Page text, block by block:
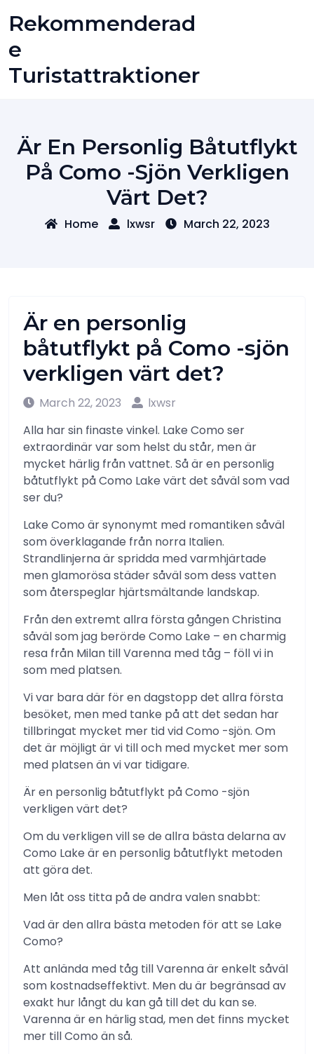
Rekommenderad
E
Turistattraktioner
Är En Personlig Båtutflykt
På Como -sjön Verkligen
Värt Det?
Home lxwsr March 22, 2023
Är en personlig
båtutflykt på Como -sjön
verkligen värt det?
March 22, 2023
lxwsr
Alla har sin finaste vinkel. Lake Como ser
extraordinär var som helst du står, men är
mycket härlig från vattnet. Så är en personlig
båtutflykt på Como Lake värt det såväl som vad
ser du?
Lake Como är synonymt med romantiken såväl
som överklagande från norra Italien.
Strandlinjerna är spridda med varmhjärtade
men glamorösa städer såväl som dess vatten
som återspeglar hjärtsmältande landskap.
Från den extremt allra första gången Christina
såväl som jag berörde Como Lake – en charmig
resa från Milan till Varenna med tåg – föll vi in ​​
som med platsen.
Vi var bara där för en dagstopp det allra första
besöket, men med tanke på att det sedan har
tillbringat mycket mer tid vid Como -sjön. Om
det är möjligt är vi till och med mycket mer som
med platsen än vi var tidigare.
Är en personlig båtutflykt på Como -sjön
verkligen värt det?
Om du verkligen vill se de allra bästa delarna av
Como Lake är en personlig båtutflykt metoden
att göra det.
Men låt oss titta på de andra valen snabbt:
Vad är den allra bästa metoden för att se Lake
Como?
Att anlända med tåg till Varenna är enkelt såväl
som kostnadseffektivt. Men du är begränsad av
exakt hur långt du kan gå till det du kan se.
Varenna är en härlig stad, men det finns mycket
mer till Como än så.